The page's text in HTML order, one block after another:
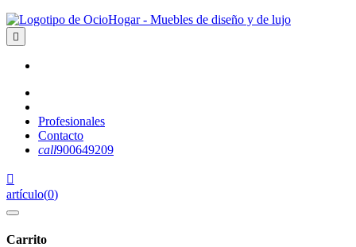

Profesionales
Contacto
call900649209

artículo(0)
Carrito